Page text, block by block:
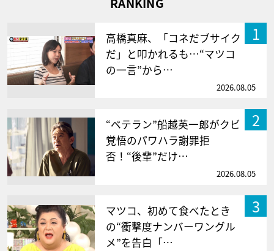
1
高橋真麻、「コネだブサイク
だ」と叩かれるも…“マツコ
の一言”から…
2026.08.05
2
“ベテラン”船越英一郎がクビ
覚悟のパワハラ謝罪拒
否！“後輩”だけ…
2026.08.05
3
マツコ、初めて食べたとき
の“衝撃度ナンバーワングル
メ”を告白「…